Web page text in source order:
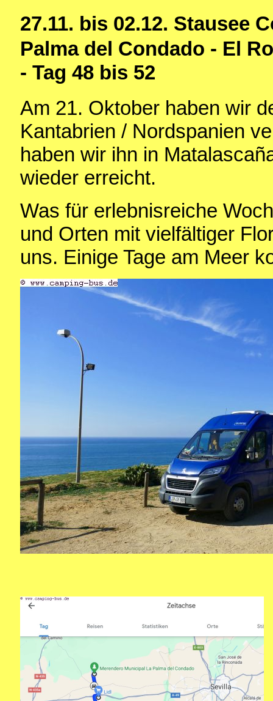
27.11. bis 02.12. Stausee
Palma del Condado - El
- Tag 48 bis 52
Am 21. Oktober haben wir
Kantabrien / Nordspanien
haben wir ihn in
wieder erreicht.
Was für erlebnisreiche
und Orten mit vielfältiger
uns. Einige Tage am Meer